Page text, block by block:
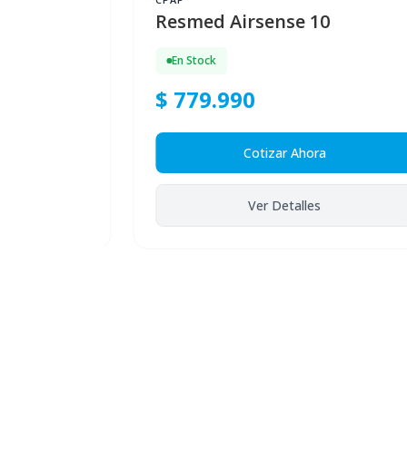
Resmed Airsense 10
En Stock
$ 779.990
Cotizar Ahora
Ver Detalles